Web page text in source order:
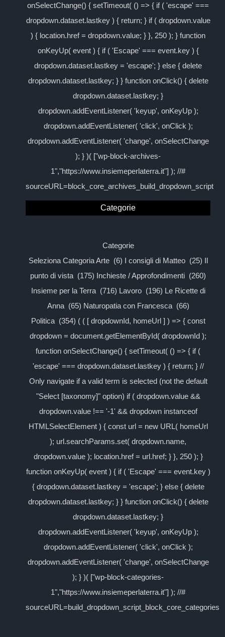
onSelectChange() { setTimeout( () => { if ( 'escape' ===
dropdown.dataset.lastkey ) { return; } if ( dropdown.value
) { location.href = dropdown.value; } }, 250 ); } function
onKeyUp( event ) { if ( 'Escape' === event.key ) {
dropdown.dataset.lastkey = 'escape'; } else { delete
dropdown.dataset.lastkey; } } function onClick() { delete
dropdown.dataset.lastkey; }
dropdown.addEventListener( 'keyup', onKeyUp );
dropdown.addEventListener( 'click', onClick );
dropdown.addEventListener( 'change', onSelectChange
); } )( ["wp-block-archives-
1","https://www.insiemeperlaterra.it"] ); //#
sourceURL=block_core_archives_build_dropdown_script
Categorie
Categorie
Seleziona Categoria Arte (6) I consigli di Matteo (25) Il
punto di vista (175) Inchieste / Approfondimenti (260)
Insieme per la Terra (716) Lavoro (196) Le Ricette di
Anna (65) Naturopatia con Francesca (66)
Politica (354) ( ( [ dropdownId, homeUrl ] ) => { const
dropdown = document.getElementById( dropdownId );
function onSelectChange() { setTimeout( () => { if (
'escape' === dropdown.dataset.lastkey ) { return; } //
Only navigate if a valid term is selected (not the default
"Select [taxonomy]" option) if ( dropdown.value &&
dropdown.value !== '-1' && dropdown instanceof
HTMLSelectElement ) { const url = new URL( homeUrl
); url.searchParams.set( dropdown.name,
dropdown.value ); location.href = url.href; } }, 250 ); }
function onKeyUp( event ) { if ( 'Escape' === event.key )
{ dropdown.dataset.lastkey = 'escape'; } else { delete
dropdown.dataset.lastkey; } } function onClick() { delete
dropdown.dataset.lastkey; }
dropdown.addEventListener( 'keyup', onKeyUp );
dropdown.addEventListener( 'click', onClick );
dropdown.addEventListener( 'change', onSelectChange
); } )( ["wp-block-categories-
1","https://www.insiemeperlaterra.it"] ); //#
sourceURL=build_dropdown_script_block_core_categories